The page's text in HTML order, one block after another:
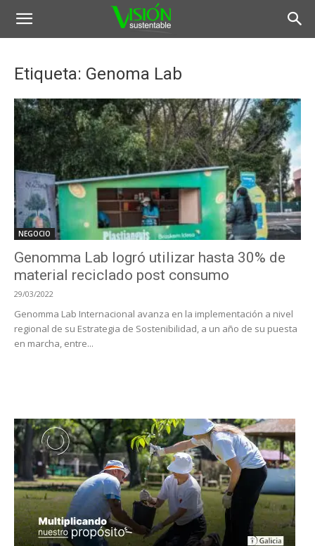
Etiqueta: Genoma Lab
NEGOCIO
Genomma Lab logró utilizar hasta 30% de
material reciclado post consumo
29/03/2022
Genomma Lab Internacional avanza en la implementación a nivel
regional de su Estrategia de Sostenibilidad, a un año de su puesta
en marcha, entre...